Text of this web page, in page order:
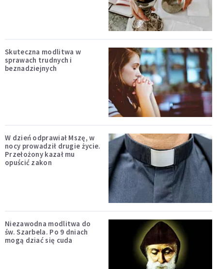
Skuteczna modlitwa w
sprawach trudnych i
beznadziejnych
W dzień odprawiał Mszę, w
nocy prowadził drugie życie.
Przełożony kazał mu
opuścić zakon
Niezawodna modlitwa do
św. Szarbela. Po 9 dniach
mogą dziać się cuda